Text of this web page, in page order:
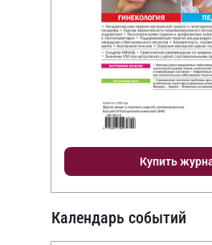
Купить
Календарь событий